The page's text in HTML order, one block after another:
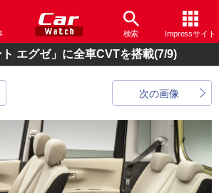
検索 Impressサイト
エグゼ」に全車CVTを搭載(7/9)
次の画像